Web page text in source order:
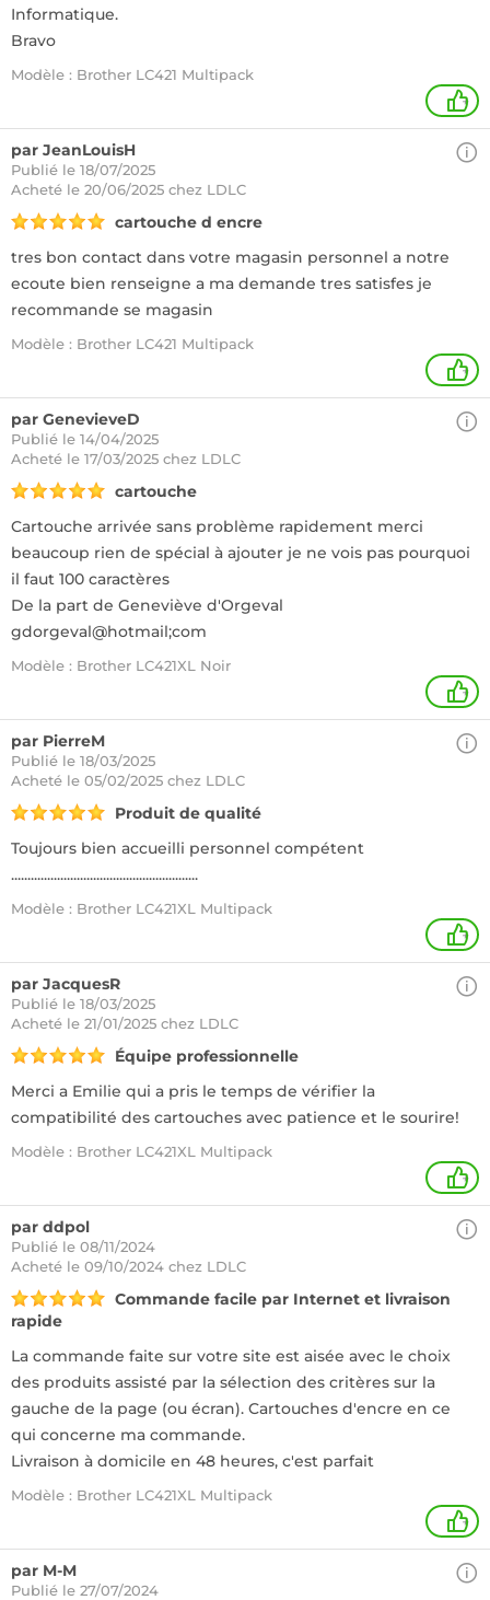
Informatique.
Bravo
Modèle : Brother LC421 Multipack
+
par JeanLouisH
Publié le 18/07/2025
Acheté le 20/06/2025 chez LDLC
cartouche d encre
tres bon contact dans votre magasin personnel a notre
ecoute bien renseigne a ma demande tres satisfes je
recommande se magasin
Modèle : Brother LC421 Multipack
+
par GenevieveD
Publié le 14/04/2025
Acheté le 17/03/2025 chez LDLC
cartouche
Cartouche arrivée sans problème rapidement merci
beaucoup rien de spécial à ajouter je ne vois pas pourquoi
il faut 100 caractères
De la part de Geneviève d'Orgeval
gdorgeval@hotmail;com
Modèle : Brother LC421XL Noir
+
par PierreM
Publié le 18/03/2025
Acheté le 05/02/2025 chez LDLC
Produit de qualité
Toujours bien accueilli personnel compétent
.........................................................
Modèle : Brother LC421XL Multipack
+
par JacquesR
Publié le 18/03/2025
Acheté le 21/01/2025 chez LDLC
Équipe professionnelle
Merci a Emilie qui a pris le temps de vérifier la
compatibilité des cartouches avec patience et le sourire!
Modèle : Brother LC421XL Multipack
+
par ddpol
Publié le 08/11/2024
Acheté le 09/10/2024 chez LDLC
Commande facile par Internet et livraison
rapide
La commande faite sur votre site est aisée avec le choix
des produits assisté par la sélection des critères sur la
gauche de la page (ou écran). Cartouches d'encre en ce
qui concerne ma commande.
Livraison à domicile en 48 heures, c'est parfait
Modèle : Brother LC421XL Multipack
+
par M-M
Publié le 27/07/2024